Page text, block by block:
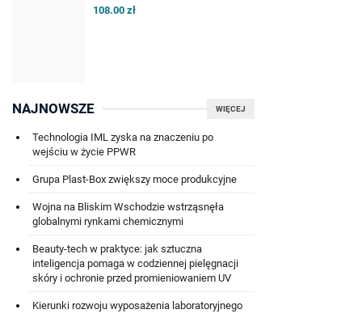
108.00 zł
WIĘCEJ
NAJNOWSZE
Technologia IML zyska na znaczeniu po
wejściu w życie PPWR
Grupa Plast-Box zwiększy moce produkcyjne
Wojna na Bliskim Wschodzie wstrząsnęła
globalnymi rynkami chemicznymi
Beauty-tech w praktyce: jak sztuczna
inteligencja pomaga w codziennej pielęgnacji
skóry i ochronie przed promieniowaniem UV
Kierunki rozwoju wyposażenia laboratoryjnego